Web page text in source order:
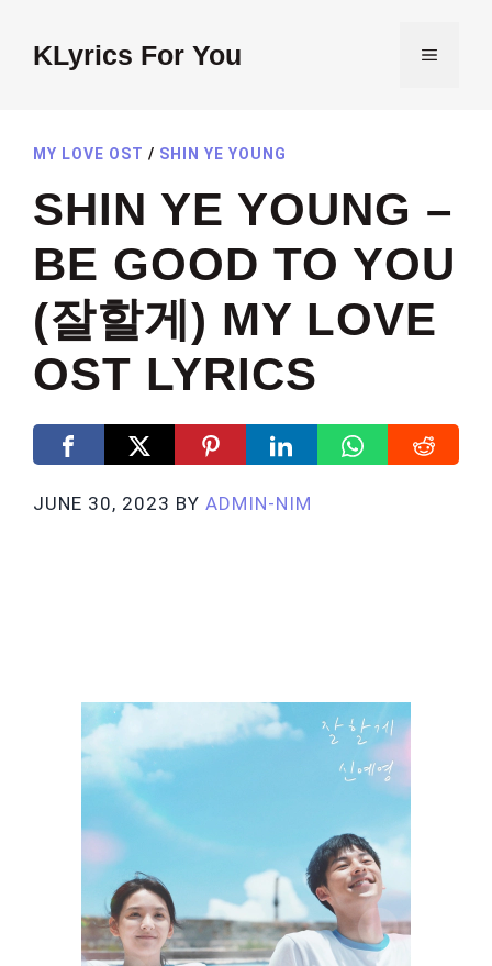
contentKLyrics For You MENU
MY LOVE OST / SHIN YE YOUNG
SHIN YE YOUNG –
BE GOOD TO YOU
(잘할게) MY LOVE
OST LYRICS
JUNE 30, 2023 BY ADMIN-NIM